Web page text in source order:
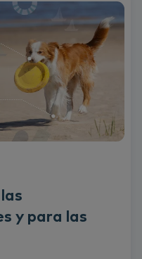
y para las